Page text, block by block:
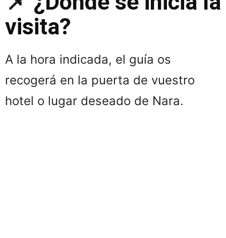
visita?
A la hora indicada, el guía os
recogerá en la puerta de vuestro
hotel o lugar deseado de Nara.